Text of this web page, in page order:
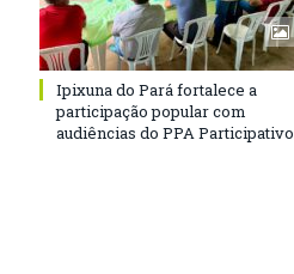
Ipixuna do Pará fortalece a
participação popular com
audiências do PPA Participativo